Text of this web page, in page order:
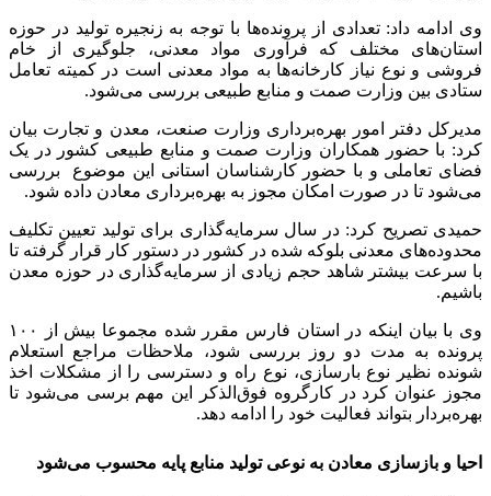
وی ادامه داد: تعدادی از پرونده‌ها با توجه به زنجیره تولید در حوزه
استان‌های مختلف که فرآوری مواد معدنی، جلوگیری از خام
فروشی و نوع نیاز کارخانه‌ها به مواد معدنی است در کمیته تعامل
ستادی بین وزارت صمت و منابع طبیعی بررسی می‌شود.
مدیرکل دفتر امور بهره‌برداری وزارت صنعت، معدن و تجارت بیان
کرد: با حضور همکاران وزارت صمت و منابع طبیعی کشور در یک
فضای تعاملی و با حضور کارشناسان استانی این موضوع بررسی
می‌شود تا در صورت امکان مجوز به بهره‌برداری معادن داده شود.
حمیدی تصریح کرد: در سال سرمایه‌گذاری برای تولید تعیین تکلیف
محدوده‌های معدنی بلوکه شده در کشور در دستور کار قرار گرفته تا
با سرعت بیشتر شاهد حجم زیادی از سرمایه‌گذاری در حوزه معدن
باشیم.
وی با بیان اینکه در استان فارس مقرر شده مجموعا بیش از ۱۰۰
پرونده به مدت دو روز بررسی شود، ملاحظات مراجع استعلام
شونده نظیر نوع بارسازی، نوع راه و دسترسی را از مشکلات اخذ
مجوز عنوان کرد در کارگروه فوق‌الذکر این مهم برسی می‌شود تا
بهره‌بردار بتواند فعالیت خود را ادامه دهد.
احیا و بازسازی معادن به نوعی تولید منابع پایه محسوب می‌شود